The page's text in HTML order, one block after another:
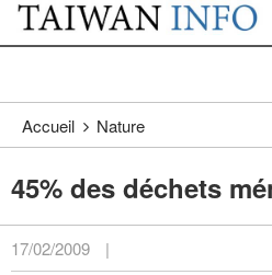
Passer au contenu principal
:::
Accueil Nature
45% des déchets
17/02/2009 |